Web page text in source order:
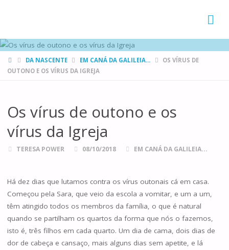
HOMEDA NASCENTE EM CANÁ DA GALILEIA...
OS VÍRUS DE
OUTONO E OS VÍRUS DA IGREJA
Os vírus de outono e os
vírus da Igreja
TERESA POWER 08/10/2018 EM CANÁ DA GALILEIA...
Há dez dias que lutamos contra os vírus outonais cá em casa.
Começou pela Sara, que veio da escola a vomitar, e um a um,
têm atingido todos os membros da família, o que é natural
quando se partilham os quartos da forma que nós o fazemos,
isto é, três filhos em cada quarto. Um dia de cama, dois dias de
dor de cabeça e cansaço, mais alguns dias sem apetite, e lá